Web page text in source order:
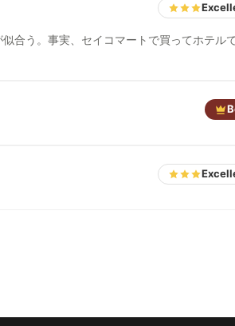
合う。事実、セイコマートで買ってホテル